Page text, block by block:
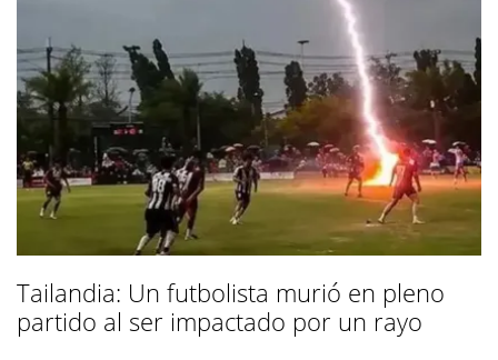
Tailandia: Un futbolista murió en pleno
partido al ser impactado por un rayo